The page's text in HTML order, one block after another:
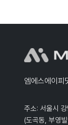
엠에스에이피
주소: 서울시
(도곡동, 부영